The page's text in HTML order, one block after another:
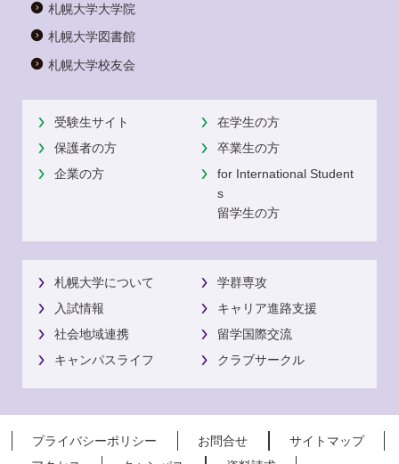
札幌大学大学院
札幌大学図書館
札幌大学校友会
受験生サイト
在学生の方
保護者の方
卒業生の方
企業の方
for International Student
s
留学生の方
札幌大学について
学群専攻
入試情報
キャリア進路支援
社会地域連携
留学国際交流
キャンパスライフ
クラブサークル
プライバシーポリシー お問合せ
サイトマップ